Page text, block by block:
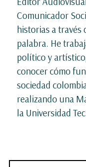
Comunicador
historias a través
palabra. He
político y
conocer cómo
sociedad
realizando una
la Universidad